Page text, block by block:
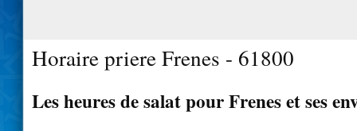
Horaire priere Frenes - 61800
Les heures de salat pour Frenes et ses